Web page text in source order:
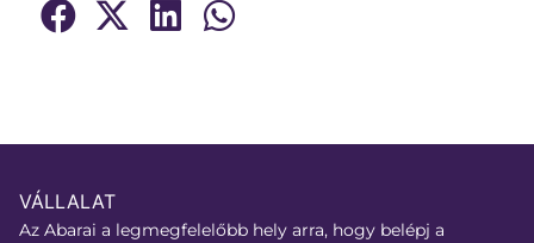
VÁLLALAT
Az Abarai a legmegfelelőbb hely arra, hogy belépj a